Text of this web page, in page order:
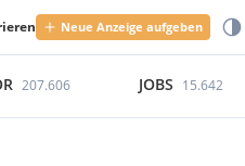
Neue Anzeige aufgeben
207.606 JOBS 15.642